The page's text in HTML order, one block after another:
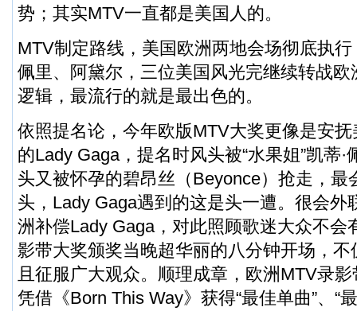
势；其实MTV一直都是美国人的。
MTV制定路线，美国欧洲两地会场彻底执行
佩里、阿黛尔，三位美国风光完继续转战
逻辑，最流行的就是最出色的。
依照提名论，今年欧版MTV大奖更像是安
的Lady Gaga，提名时风头被“水果姐”凯蒂
头又被怀孕的碧昂丝（Beyonce）抢走，最
头，Lady Gaga遇到的这是头一遭。很会外
洲补偿Lady Gaga，对此照顾歌迷大众不会
影带大奖颁奖当晚超华丽的八分钟开场，
且征服广大观众。顺理成章，欧洲MTV录
凭借《Born This Way》获得“最佳单曲”、“